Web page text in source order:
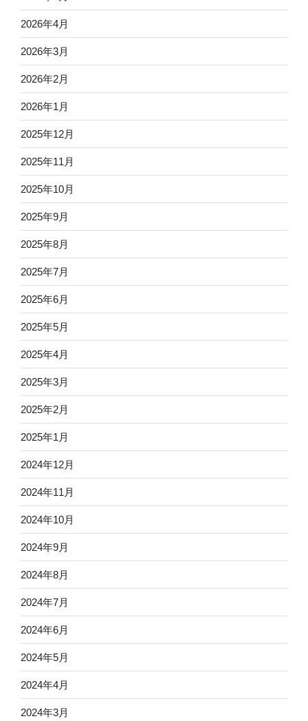
2026年4月
2026年3月
2026年2月
2026年1月
2025年12月
2025年11月
2025年10月
2025年9月
2025年8月
2025年7月
2025年6月
2025年5月
2025年4月
2025年3月
2025年2月
2025年1月
2024年12月
2024年11月
2024年10月
2024年9月
2024年8月
2024年7月
2024年6月
2024年5月
2024年4月
2024年3月